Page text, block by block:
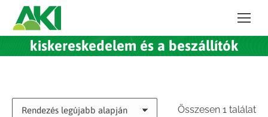
kiskereskedelem és a beszállítók
Összesen 1 találat